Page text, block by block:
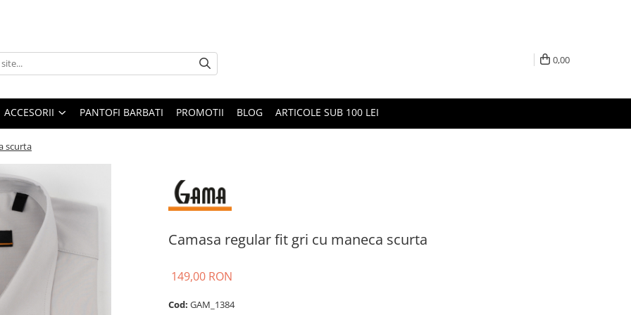
0,00
ACCESORII PANTOFI BARBATI PROMOTII BLOG ARTICOLE SUB 100 LEI
scurta
Camasa regular fit gri cu maneca scurta
149,00 RON
Cod: GAM_1384